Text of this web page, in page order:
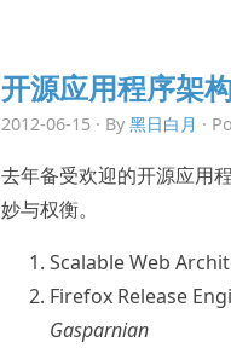
开源应用程序架
2012-06-15 · By 黑日白月 ·
去年备受欢迎的开源应用
妙与权衡。
Scalable Web
Firefox Release
Gasparnian